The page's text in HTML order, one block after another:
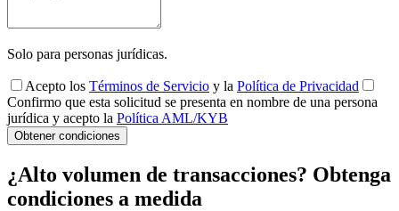
Solo para personas jurídicas.
Acepto los Términos de Servicio y la Política de Privacidad
Confirmo que esta solicitud se presenta en nombre de una persona
jurídica y acepto la Política AML/KYB
Obtener condiciones
¿Alto volumen de transacciones? Obtenga
condiciones a medida